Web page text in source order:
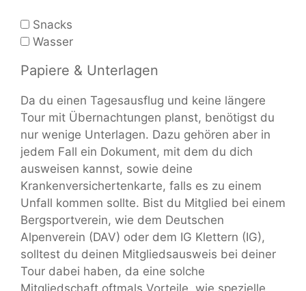
Snacks
Wasser
Papiere & Unterlagen
Da du einen Tagesausflug und keine längere
Tour mit Übernachtungen planst, benötigst du
nur wenige Unterlagen. Dazu gehören aber in
jedem Fall ein Dokument, mit dem du dich
ausweisen kannst, sowie deine
Krankenversichertenkarte, falls es zu einem
Unfall kommen sollte. Bist du Mitglied bei einem
Bergsportverein, wie dem Deutschen
Alpenverein (DAV) oder dem IG Klettern (IG),
solltest du deinen Mitgliedsausweis bei deiner
Tour dabei haben, da eine solche